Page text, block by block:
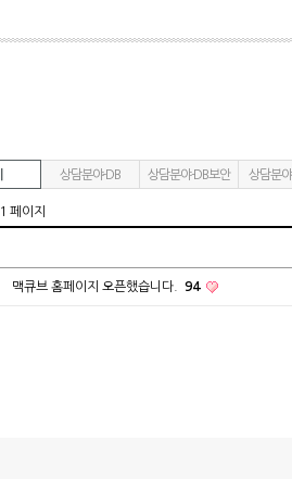
상담분야-DB 상담분야-DB보안 상담분
1 페이지
맥큐브 홈페이지 오픈했습니다. 94